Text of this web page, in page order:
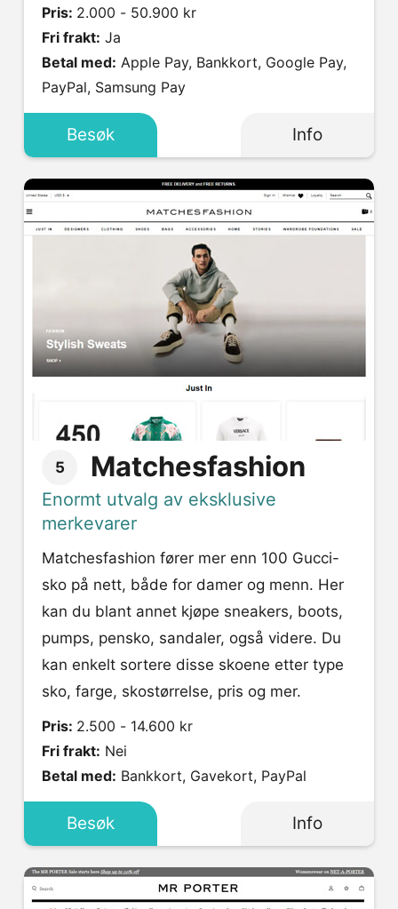
Pris: 2.000 - 50.900 kr
Fri frakt: Ja
Betal med:
PayPal, Samsung Pay
Besøk Info
5 Matchesfashion
Enormt utvalg av eksklusive
merkevarer
Matchesfashion fører mer enn 100 Gucci-
sko på nett, både for damer og menn. Her
kan du blant annet kjøpe sneakers, boots,
pumps, pensko, sandaler, også videre. Du
kan enkelt sortere disse skoene etter type
sko, farge, skostørrelse, pris og mer.
Pris: 2.500 - 14.600 kr
Fri frakt: Nei
Betal med: Bankkort, Gavekort, PayPal
Besøk Info